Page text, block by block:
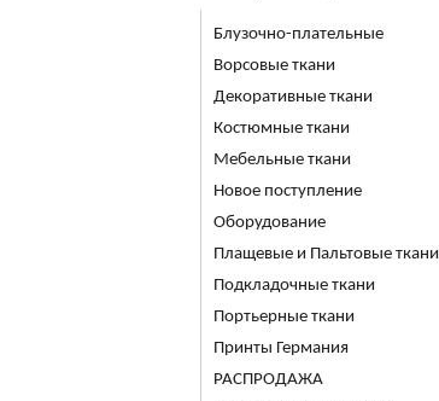
Блузочно-плательные
Ворсовые ткани
Декоративные ткани
Костюмные ткани
Мебельные ткани
Новое поступление
Оборудование
Плащевые и Пальтовые ткани
Подкладочные ткани
Портьерные ткани
Принты Германия
РАСПРОДАЖА